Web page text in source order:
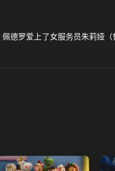
罗爱上了女服务员朱莉娅（